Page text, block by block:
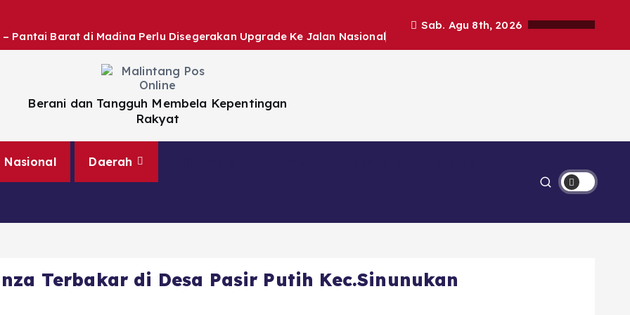
Pantai Barat di Madina Perlu Disegerakan Upgrade Ke Jalan Nasional
Sab. Agu 8th, 2026
Berani dan Tangguh Membela Kepentingan
Rakyat
Nasional Daerah
Terbakar di Desa Pasir Putih Kec.Sinunukan